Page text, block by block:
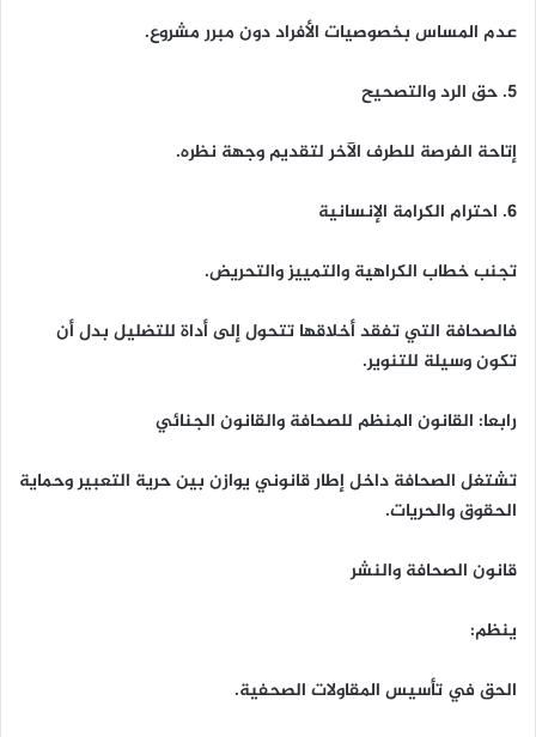
عدم المساس بخصوصيات الأفراد دون مبرر مشروع.
5. حق الرد والتصحيح
إتاحة الفرصة للطرف الآخر لتقديم وجهة نظره.
6. احترام الكرامة الإنسانية
تجنب خطاب الكراهية والتمييز والتحريض.
فالصحافة التي تفقد أخلاقها تتحول إلى أداة للتضليل بدل أن
تكون وسيلة للتنوير.
رابعا: القانون المنظم للصحافة والقانون الجنائي
تشتغل الصحافة داخل إطار قانوني يوازن بين حرية التعبير وحماية
الحقوق والحريات.
قانون الصحافة والنشر
ينظم:
الحق في تأسيس المقاولات الصحفية.